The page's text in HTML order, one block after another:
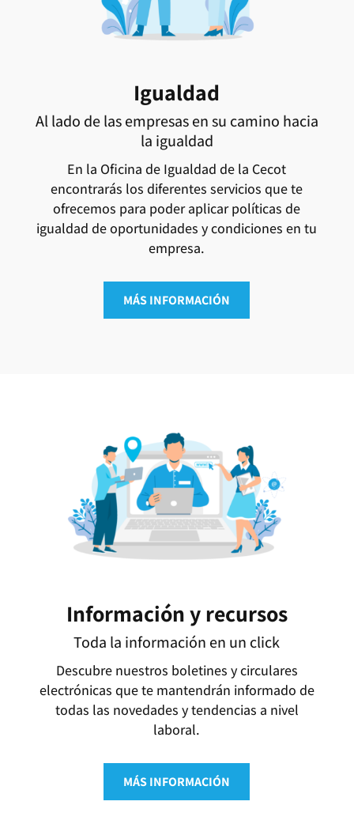
Igualdad
Al lado de las empresas en su camino hacia
la igualdad
En la Oficina de Igualdad de la Cecot
encontrarás los diferentes servicios que te
ofrecemos para poder aplicar políticas de
igualdad de oportunidades y condiciones en tu
empresa.
MÁS INFORMACIÓN
Información y recursos
Toda la información en un click
Descubre nuestros boletines y circulares
electrónicas que te mantendrán informado de
todas las novedades y tendencias a nivel
laboral.
MÁS INFORMACIÓN